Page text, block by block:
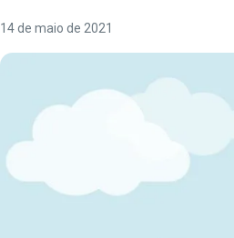
14 de maio de 2021